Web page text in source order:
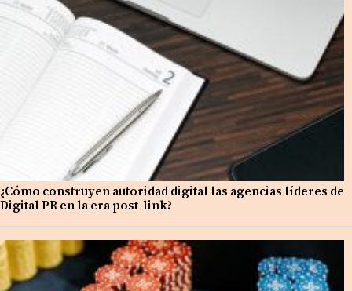
¿Cómo construyen autoridad digital las agencias líderes de
Digital PR en la era post-link?